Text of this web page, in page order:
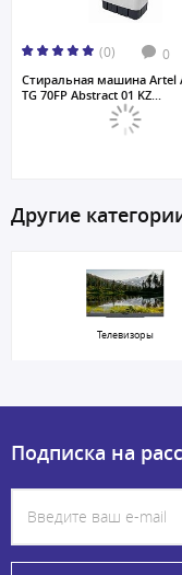
(0) 0
Стиральная машина Artel
TG 70FP Abstract 01 KZ...
Другие
Телевизоры
Подписка на